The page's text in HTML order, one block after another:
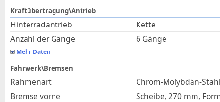
Kraftübertragung\Antrieb
Hinterradantrieb
Kette
Anzahl der Gänge
6 Gänge
Mehr Daten
Fahrwerk\Bremsen
Rahmenart
Chrom-Molybdän-
Bremse vorne
Scheibe, 270 mm,